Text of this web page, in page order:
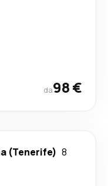
da98 €
(Tenerife) 8